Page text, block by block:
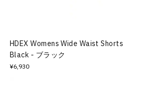
HDEX Womens Wide Waist Shorts
Black - ブラック
¥6,930